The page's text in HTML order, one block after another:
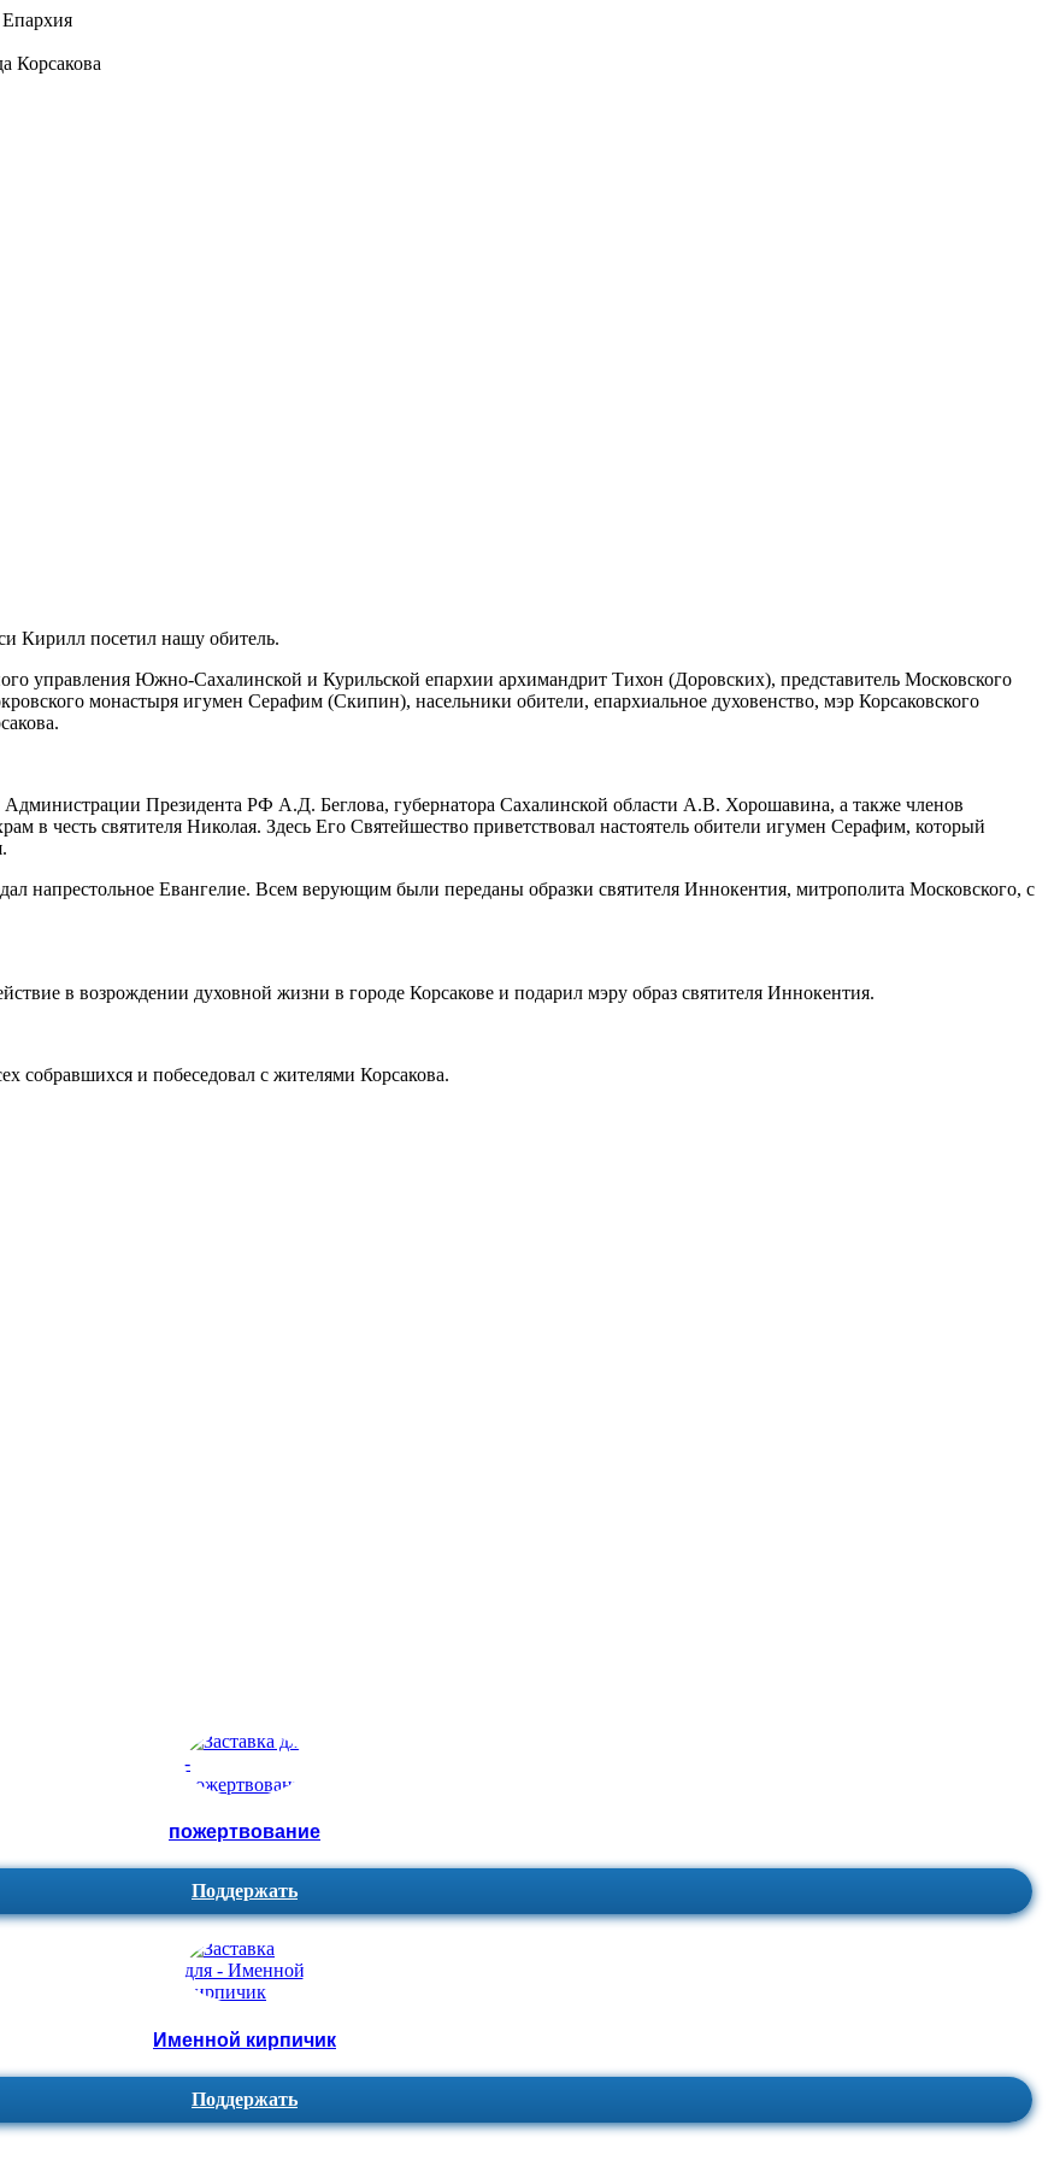
Корсакова
Кирилл посетил нашу обитель.
управления Южно-Сахалинской и Курильской епархии архимандрит Тихон (Доровских), представитель Московского
монастыря игумен Серафим (Скипин), насельники обители, епархиальное духовенство, мэр Корсаковского
Президента РФ А.Д. Беглова, губернатора Сахалинской области А.В. Хорошавина, а также членов
в честь святителя Николая. Здесь Его Святейшество приветствовал настоятель обители игумен Серафим, который
напрестольное Евангелие. Всем верующим были переданы образки святителя Иннокентия, митрополита Московского, с
в возрождении духовной жизни в городе Корсакове и подарил мэру образ святителя Иннокентия.
собравшихся и побеседовал с жителями Корсакова.
пожертвование
Поддержать
Именной кирпичик
Поддержать